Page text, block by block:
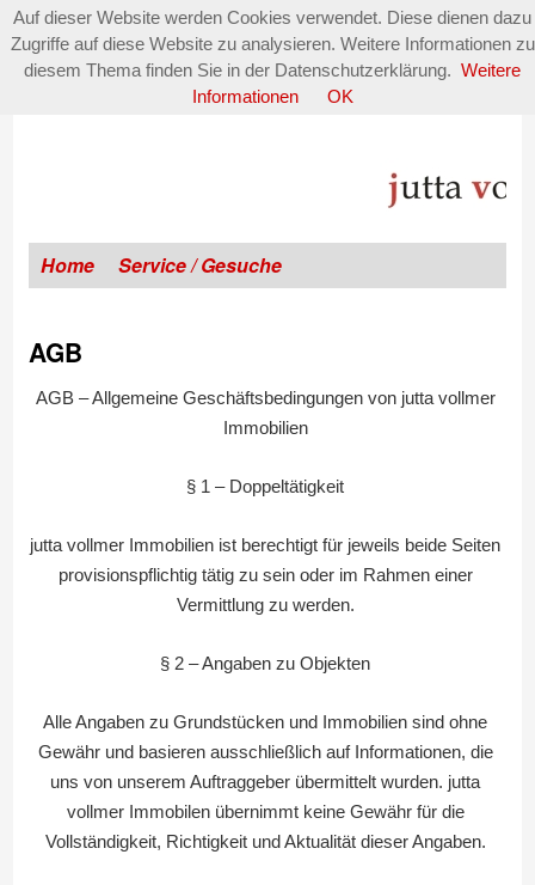
Home Service / Gesuche
AGB
AGB – Allgemeine Geschäftsbedingungen von jutta vollmer
Immobilien
§ 1 – Doppeltätigkeit
jutta vollmer Immobilien ist berechtigt für jeweils beide Seiten
provisionspflichtig tätig zu sein oder im Rahmen einer
Vermittlung zu werden.
§ 2 – Angaben zu Objekten
Alle Angaben zu Grundstücken und Immobilien sind ohne
Gewähr und basieren ausschließlich auf Informationen, die
uns von unserem Auftraggeber übermittelt wurden. jutta
vollmer Immobilen übernimmt keine Gewähr für die
Vollständigkeit, Richtigkeit und Aktualität dieser Angaben.
Auf dieser Website werden Cookies verwendet. Diese dienen dazu
Zugriffe auf diese Website zu analysieren. Weitere Informationen zu
diesem Thema finden Sie in der Datenschutzerklärung. Weitere
Informationen
OK